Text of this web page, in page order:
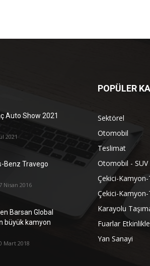
Auto Show 2021
2021
Benz Travego
7 Nisan 2016
Barsan Global
büyük kamyon
Mart 2018
POPÜLER
Sektörel
Otomobil
Teslimat
Otomobil - SUV
Çekici-
Çekici-
Karayolu
Fuarlar
Yan Sanayi